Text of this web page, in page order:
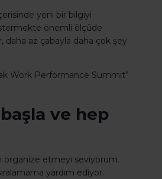
yeni bir bilgiyi
önemli ölçüde
az çabayla daha çok şey
Work Performance Summit”
ve hep
organize etmeyi seviyorum.
yardım ediyor.